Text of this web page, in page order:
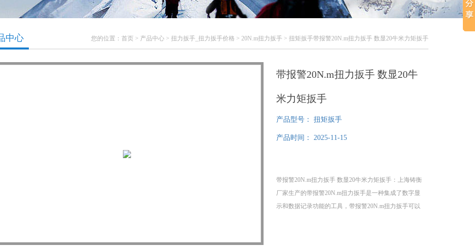
您的位置： 首页 > 产品中心 > 扭力扳手_扭力扳手价格 > 20N.m扭力扳手 > 扭矩扳手带报警20N.m扭力扳手 数显20牛米力矩扳手
中心
带报警20N.m扭力扳手 数显20牛
米力矩扳手
产品型号： 扭矩扳手
产品时间： 2025-11-15
带报警20N.m扭力扳手 数显20牛米力矩扳手：上海铸衡
厂家生产的带报警20N.m扭力扳手是一种集成了数字显
示和数据记录功能的工具，带报警20N.m扭力扳手​可以